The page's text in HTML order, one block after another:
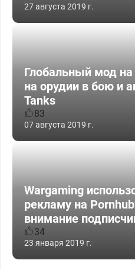
27 августа 2019 г.
Глобальный мод на
на орудии в бою и
Tanks
83
07 августа 2019 г.
Wargaming
рекламу на
внимание
34
23 января 2019 г.